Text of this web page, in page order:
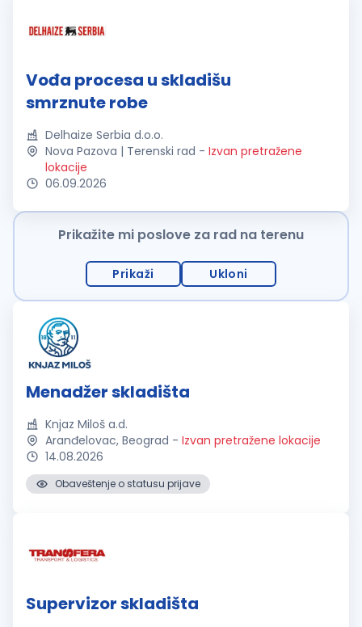
Vođa procesa u skladišu
smrznute robe
Delhaize Serbia d.o.o.
Nova Pazova | Terenski rad - Izvan pretražene
lokacije
06.09.2026
Prikažite mi poslove za rad na terenu
Prikaži Ukloni
Menadžer skladišta
Knjaz Miloš a.d.
Aranđelovac, Beograd - Izvan pretražene lokacije
14.08.2026
Obaveštenje o statusu prijave
Supervizor skladišta